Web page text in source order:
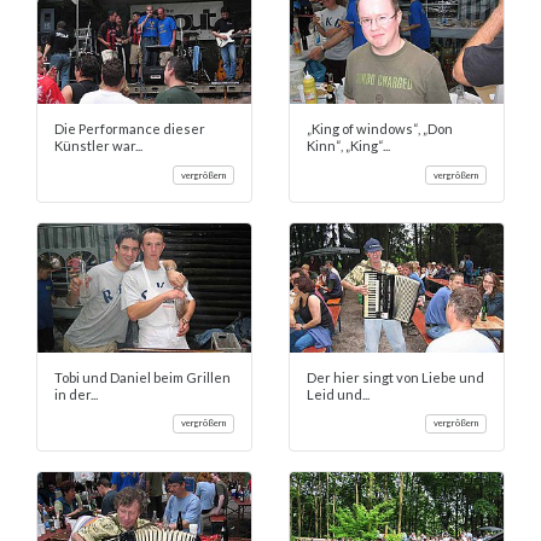
Die Performance dieser
Künstler war...
vergrößern
„King of windows“, „Don
Kinn“, „King“...
vergrößern
Tobi und Daniel beim Grillen
in der...
vergrößern
Der hier singt von Liebe und
Leid und...
vergrößern